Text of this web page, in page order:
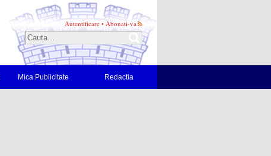
Autentificare • Abonati-va
Mica Publicitate Redactia